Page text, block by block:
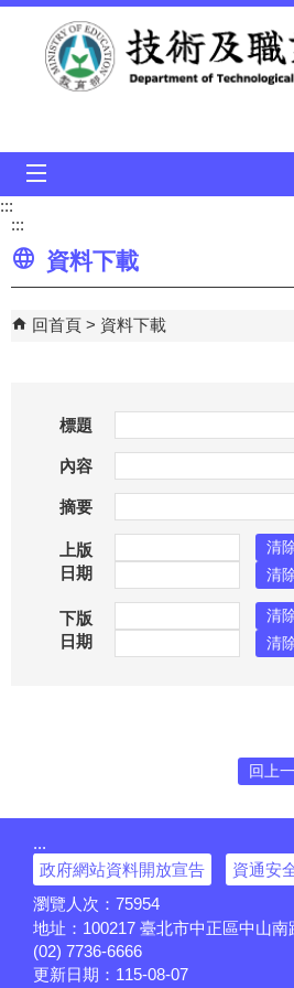
跳到主要內容區塊
:::
:::
資料下載
回首頁 資料下載
標題
內容
摘要
上版
日期
下版
日期
回上
:::
政府網站資料開放宣告
資通安
瀏覽人次： 75954
地址：100217 臺北市中正區中山
(02) 7736-6666
更新日期： 115-08-07